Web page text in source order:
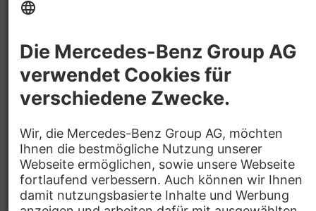
Gute An­bindung
Park­platz
Kinder­betreuung